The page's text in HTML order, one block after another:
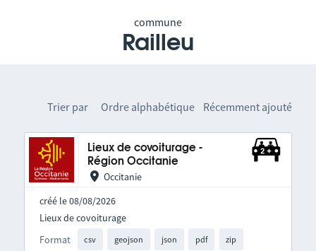
commune
Railleu
Trier par Ordre alphabétique Récemment ajouté
Lieux de covoiturage -
Région Occitanie
Occitanie
créé le 08/08/2026
Format csv geojson json pdf zip
Lieux de covoiturage